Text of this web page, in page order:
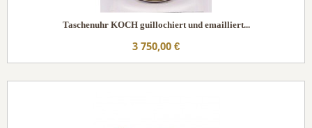
Taschenuhr KOCH guillochiert und emailliert...
3 750,00 €